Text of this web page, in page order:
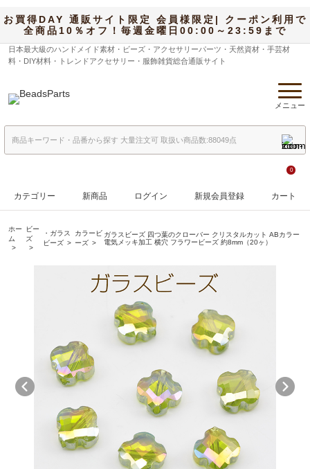
お買得DAY 通販サイト限定 会員様限定| クーポン利用で
全商品10％オフ！毎週金曜日00:00～23:59まで
日本最大級のハンドメイド素材・ビーズ・アクセサリーパーツ・天然資材・手芸材
料・DIY材料・トレンドアクセサリー・服飾雑貨総合通販サイト
メニュー
カテゴリー 新商品 ログイン 新規会員登録
0
カート
ホー
ム
ビー
ズ
・ガラス
ビーズ
カラービ
ーズ
ガラスビーズ 四つ葉のクローバー クリスタルカット ABカラー
電気メッキ加工 横穴 フラワービーズ 約8mm（20ヶ）